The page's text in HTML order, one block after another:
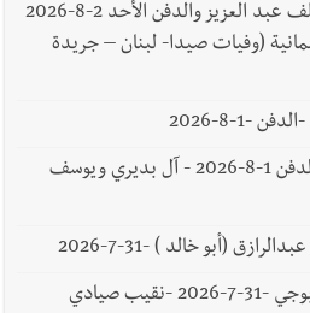
وفاة الشاب موسى محمد خلف عبد العزيز والدفن الأحد 2-8-2026
(وفيات صيدا- لبنان – جريدة
-1-8-2026
وفاة بدرية يوسف بديري -الدفن 1-8-2026 - آل بديري ويوسف
(أبو خالد ) -31-7-2026
وفاة الحاج مصطفى محمود بوجي -31-7-2026 -نقيب صيادي